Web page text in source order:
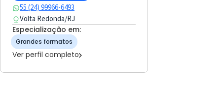
55 (24) 99966-6493
Volta Redonda/RJ
Especialização em:
Grandes formatos
Ver perfil completo